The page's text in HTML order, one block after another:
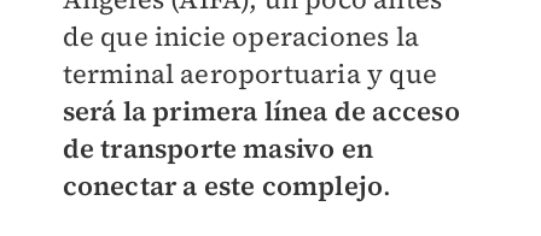
de que inicie operaciones la
terminal aeroportuaria y que
será la primera línea de acceso
de transporte masivo en
conectar a este complejo.